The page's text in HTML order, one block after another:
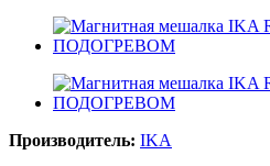
Производитель: IKA